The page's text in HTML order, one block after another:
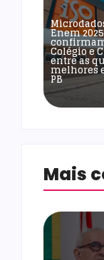
Enem 2025
Colégio e
entre as
melhores
PB
Mais